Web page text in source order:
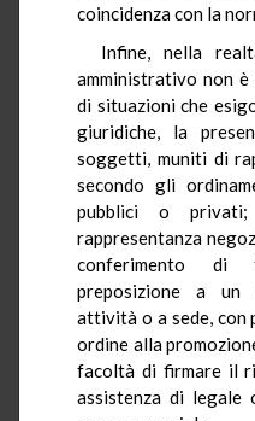
coincidenza con la
Infine, nella
amministrativo non è
di situazioni che
giuridiche, la
soggetti, muniti di
secondo gli
pubblici o
rappresentanza
conferimento di
preposizione a un
attività o a sede, con
ordine alla
facoltà di firmare il
assistenza di